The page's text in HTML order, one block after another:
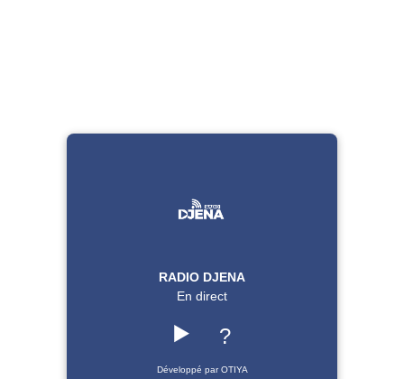
RADIO DJENA
En direct
▶️ ?
Développé par OTIYA